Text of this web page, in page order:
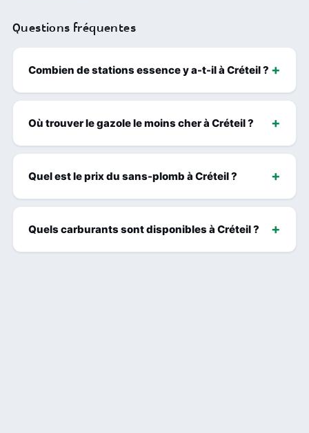
Questions fréquentes
Combien de stations essence y a-t-il à Créteil ?
Où trouver le gazole le moins cher à Créteil ?
Quel est le prix du sans-plomb à Créteil ?
Quels carburants sont disponibles à Créteil ?